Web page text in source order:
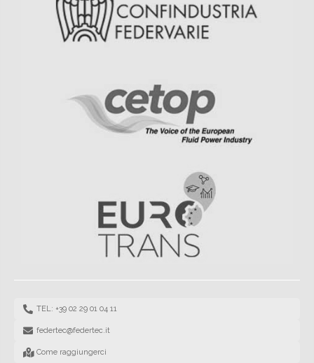
TEL: +39 02 29 01 04 11
federtec@federtec.it
Come raggiungerci